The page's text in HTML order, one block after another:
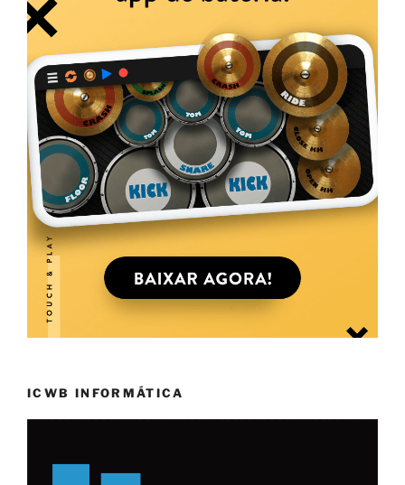
ICWB INFORMÁTICA